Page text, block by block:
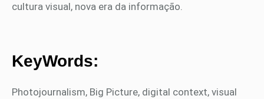
cultura visual, nova era da informação.
KeyWords:
Photojournalism, Big Picture, digital context, visual